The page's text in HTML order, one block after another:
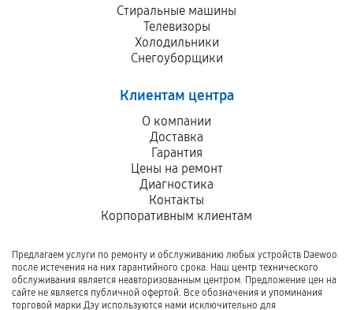
Стиральные машины
Телевизоры
Холодильники
Снегоуборщики
Клиентам центра
О компании
Доставка
Гарантия
Цены на ремонт
Диагностика
Контакты
Корпоративным клиентам
Предлагаем услуги по ремонту и обслуживанию любых устройств Daewoo
после истечения на них гарантийного срока. Наш центр технического
обслуживания является неавторизованным центром. Предложение цен на
сайте не является публичной офертой. Все обозначения и упоминания
торговой марки Дэу используются нами исключительно для